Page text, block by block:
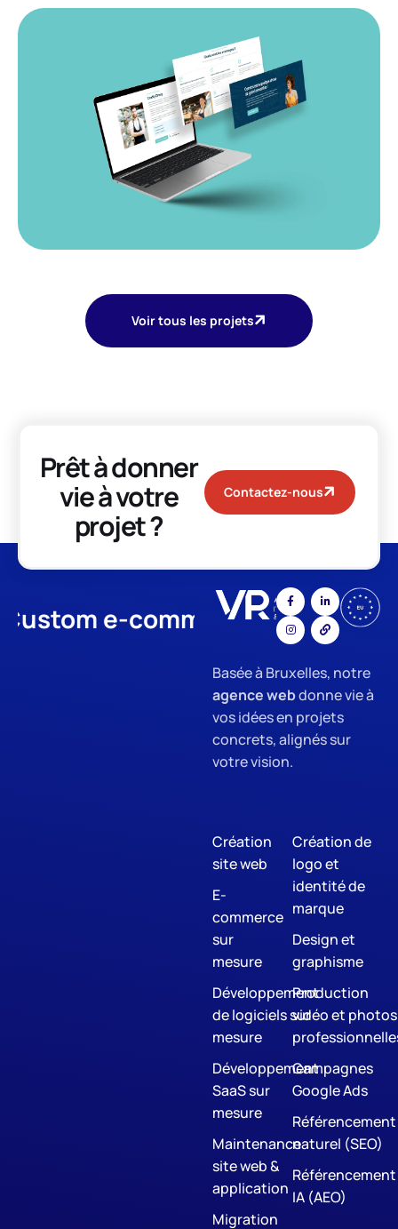
Voir tous les projets
Prêt à donner
vie à votre
projet ?
Contactez-nous
e-commerce App
Basée à Bruxelles, notre
agence webdonne vie à
vos idées en projets
concrets, alignés sur
votre vision.
Création
site web
E-
commerce
sur
mesure
Développement
de logiciels sur
mesure
Développement
SaaS sur
mesure
Maintenance
site web &
application
Migration
Création de
logo et
identité de
marque
Design et
graphisme
Production
vidéo et photos
Campagnes
Google Ads
Référencement
naturel (SEO)
Référencement
IA (AEO)